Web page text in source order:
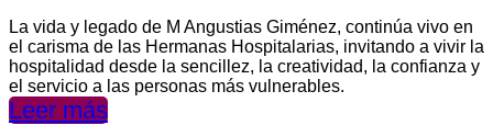
La vida y legado de M Angustias Giménez, continúa vivo en
el carisma de las Hermanas Hospitalarias, invitando a vivir la
hospitalidad desde la sencillez, la creatividad, la confianza y
el servicio a las personas más vulnerables.
Leer más